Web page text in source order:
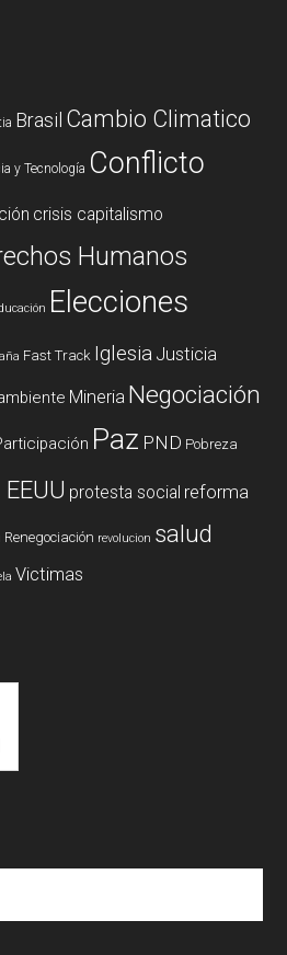
Brasil Cambio Climatico
y Tecnología Conflicto
crisis capitalismo
Humanos
Elecciones
Fast Track Iglesia Justicia
Mineria Negociación
Paz PND Pobreza
protesta social reforma
Renegociación revolucion salud
Victimas